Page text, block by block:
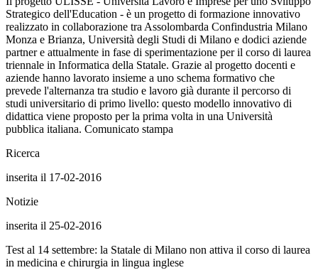
Strategico dell'Education - è un progetto di formazione innovativo
realizzato in collaborazione tra Assolombarda Confindustria Milano
Monza e Brianza, Università degli Studi di Milano e dodici aziende
partner e attualmente in fase di sperimentazione per il corso di laurea
triennale in Informatica della Statale. Grazie al progetto docenti e
aziende hanno lavorato insieme a uno schema formativo che
prevede l'alternanza tra studio e lavoro già durante il percorso di
studi universitario di primo livello: questo modello innovativo di
didattica viene proposto per la prima volta in una Università
pubblica italiana. Comunicato stampa
Ricerca
inserita il 17-02-2016
Notizie
inserita il 25-02-2016
Test al 14 settembre: la Statale di Milano non attiva il corso di laurea
in medicina e chirurgia in lingua inglese